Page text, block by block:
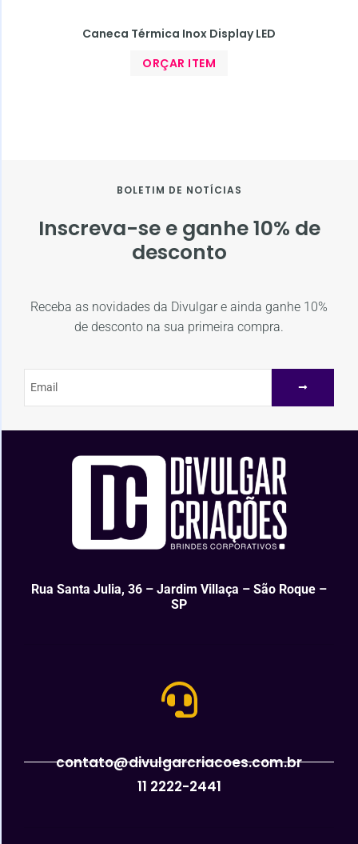
Caneca Térmica Inox Display LED
ORÇAR ITEM
BOLETIM DE NOTÍCIAS
Inscreva-se e ganhe 10% de
desconto
Receba as novidades da Divulgar e ainda ganhe 10%
de desconto na sua primeira compra.
Rua Santa Julia, 36 – Jardim Villaça – São Roque –
SP
contato@divulgarcriacoes.com.br
11 2222-2441